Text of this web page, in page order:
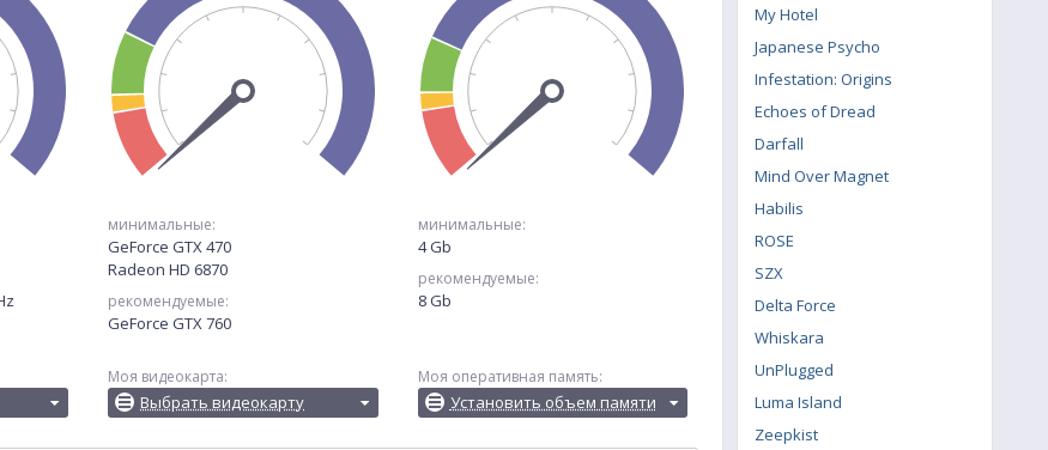
минимальные:
GeForce GTX 470
Radeon HD 6870
рекомендуемые:
GeForce GTX 760
Моя видеокарта:
Выбрать видеокарту
минимальные:
4 Gb
рекомендуемые:
8 Gb
Моя оперативная память:
Установить объем памяти
My Hotel
Japanese Psycho
Infestation: Origins
Echoes of Dread
Darfall
Mind Over Magnet
Habilis
ROSE
SZX
Delta Force
Whiskara
UnPlugged
Luma Island
Zeepkist